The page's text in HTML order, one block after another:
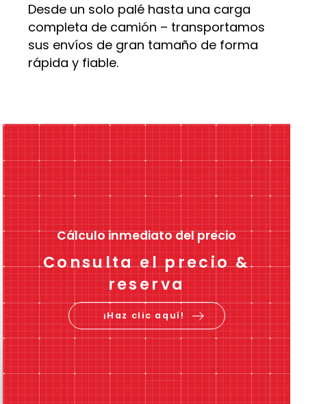
Desde un solo palé hasta una carga
completa de camión – transportamos
sus envíos de gran tamaño de forma
rápida y fiable.
Cálculo inmediato del precio
Consulta el precio &
reserva
¡Haz clic aquí!